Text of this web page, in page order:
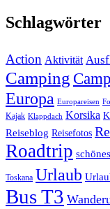
Schlagwörter
Action Aktivität
Camping
Europa Europareisen
Kajak Klappdach Korsika
Reiseblog Reisefotos
Roadtrip
Toskana Urlaub
Bus T3